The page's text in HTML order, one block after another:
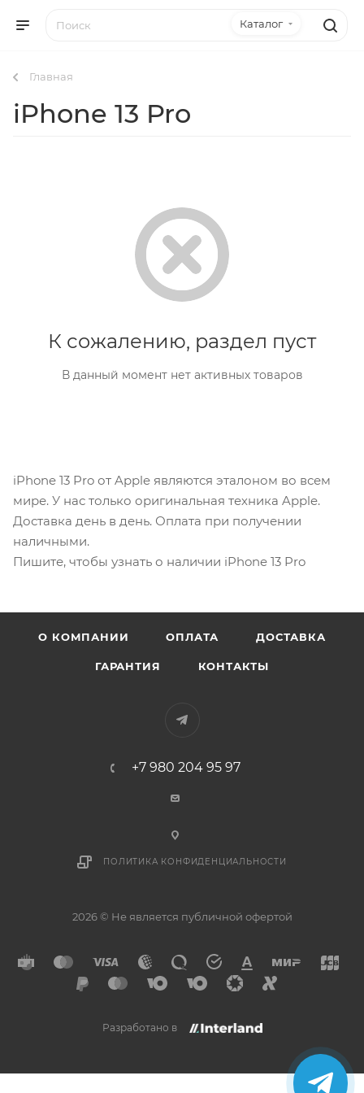
Каталог
Главная
iPhone 13 Pro
К сожалению, раздел пуст
В данный момент нет активных товаров
iPhone 13 Pro от Apple являются эталоном во всем
мире. У нас только оригинальная техника Apple.
Доставка день в день. Оплата при получении
наличными.
Пишите, чтобы узнать о наличии iPhone 13 Pro
О КОМПАНИИ ОПЛАТА ДОСТАВКА
ГАРАНТИЯ КОНТАКТЫ
+7 980 204 95 97
ПОЛИТИКА КОНФИДЕНЦИАЛЬНОСТИ
2026 © Не является публичной офертой
Разработано в